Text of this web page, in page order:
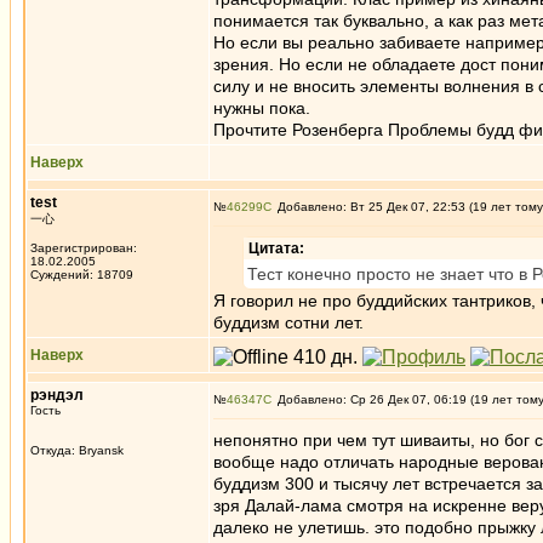
понимается так буквально, а как раз
Но если вы реально забиваете
зрения. Но если не обладаете дост
силу и не вносить элементы волнения
нужны пока.
Прочтите Розенберга Проблемы будд
Наверх
test
一心
Зарегистрирован:
18.02.2005
Суждений: 18709
№46299 Добавлено: Вт 25 Дек 07, 22:53 (19 лет
Цитата:
Тест конечно просто не знает что в
Я говорил не про буддийских
буддизм сотни лет.
Наверх
рэндэл
Гость
Откуда: Bryansk
№46347 Добавлено: Ср 26 Дек 07, 06:19 (19 лет
непонятно при чем тут шиваиты, но бог
вообще надо отличать народные
буддизм 300 и тысячу лет встречается
зря Далай-лама смотря на искренне
далеко не улетишь. это подобно прыжку